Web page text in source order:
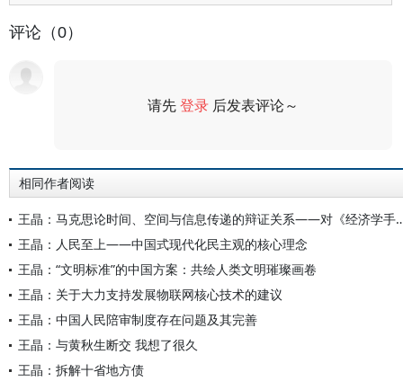
评论（0）
请先登录 后发表评论～
相同作者阅读
王晶：马克思论时间、空间与信息传递的辩证关系
王晶：人民至上——中国式现代化民主观的核心理念
王晶：“文明标准”的中国方案：共绘人类文明璀璨画卷
王晶：关于大力支持发展物联网核心技术的建议
王晶：中国人民陪审制度存在问题及其完善
王晶：与黄秋生断交 我想了很久
王晶：拆解十省地方债